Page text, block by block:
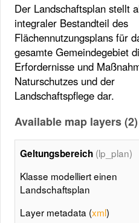
Der Landschaftsplan stellt
integraler Bestandteil des
Flächennutzungsplans für
gesamte Gemeindegebiet
Erfordernisse und
Naturschutzes und der
Landschaftspflege dar.
Available map layers (2)
Geltungsbereich (lp_plan)
Klasse modelliert einen
Landschaftsplan
Layer metadata (xml)